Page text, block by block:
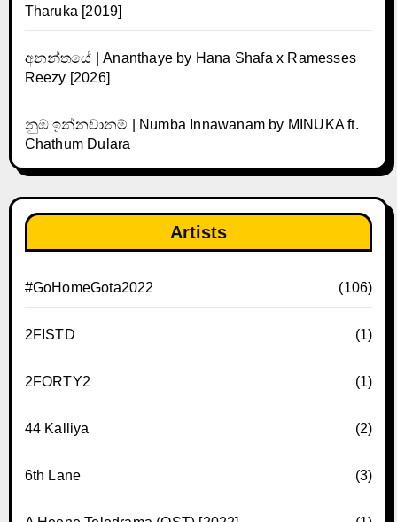
Tharuka [2019]
අනන්තයේ | Ananthaye by Hana Shafa x Ramesses
Reezy [2026]
නුඹ ඉන්නවානම් | Numba Innawanam by MINUKA ft.
Chathum Dulara
Artists
#GoHomeGota2022 (106)
2FISTD (1)
2FORTY2 (1)
44 Kalliya (2)
6th Lane (3)